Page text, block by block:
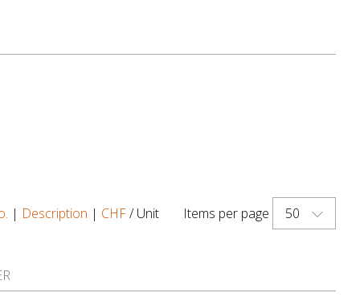
Items per page 50
| Description | CHF/ Unit